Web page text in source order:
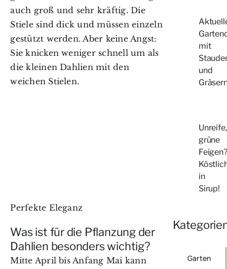
auch groß und sehr kräftig. Die
Stiele sind dick und müssen einzeln
gestützt werden. Aber keine Angst:
Sie knicken weniger schnell um als
die kleinen Dahlien mit den
weichen Stielen.
Perfekte Eleganz
Was ist für die Pflanzung der
Dahlien besonders wichtig?
Mitte April bis Anfang Mai kann
mit
und
Unreife,
grüne
Feigen?
in
Sirup!
Garten